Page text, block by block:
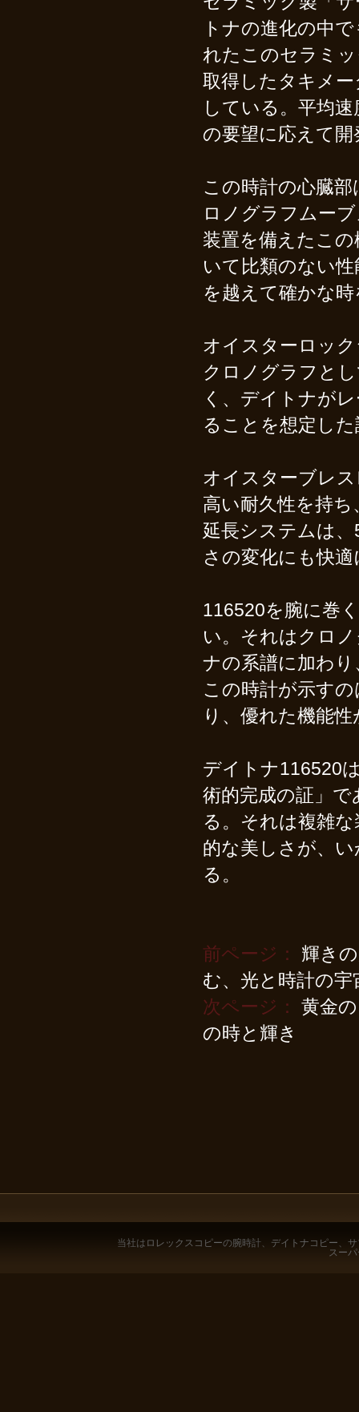
トナの進化の中
れたこのセラミ
取得したタキメ
している。平均
の要望に応えて
この時計の心臓
ロノグラフムー
装置を備えたこ
いて比類のない
を越えて確かな
オイスターロッ
クロノグラフと
く、デイトナが
ることを想定し
オイスターブレ
高い耐久性を持
延長システムは
さの変化にも快
116520を腕に巻
い。それはクロ
ナの系譜に加わ
この時計が示す
り、優れた機能
デイトナ116520
術的完成の証」
る。それは複雑
的な美しさが、
る。
前ページ：
輝き
む、光と時計の宇
次ページ：
黄金
の時と輝き
当社は ロレックスコピーの腕時計、 デイトナコピー、
スー